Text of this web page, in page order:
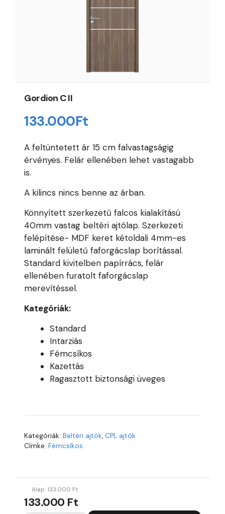
Gordion C II
133.000Ft
A feltüntetett ár 15 cm falvastagságig
érvényes. Felár ellenében lehet vastagabb
is.
A kilincs nincs benne az árban.
Könnyített szerkezetű falcos kialakítású
40mm vastag beltéri ajtólap. Szerkezeti
felépítése- MDF keret kétoldali 4mm-es
laminált felületű faforgácslap borítással.
Standard kivitelben papírrács, felár
ellenében furatolt faforgácslap
merevítéssel.
Kategóriák:
Standard
Intarziás
Fémcsíkos
Kazettás
Ragasztott biztonsági üveges
Kategóriák: Beltéri ajtók, CPL ajtók
Címke: Fémcsíkos
Alap:133.000 Ft
133.000 Ft